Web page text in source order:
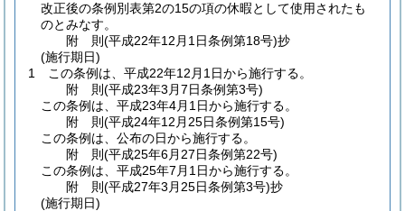
改正後の条例別表第2の15の項の休暇として使用されたも
のとみなす。
附 則(平成22年12月1日条例第18号)抄
(施行期日)
1
この条例は、平成22年12月1日から施行する。
附 則(平成23年3月7日条例第3号)
この条例は、平成23年4月1日から施行する。
附 則(平成24年12月25日条例第15号)
この条例は、公布の日から施行する。
附 則(平成25年6月27日条例第22号)
この条例は、平成25年7月1日から施行する。
附 則(平成27年3月25日条例第3号)抄
(施行期日)